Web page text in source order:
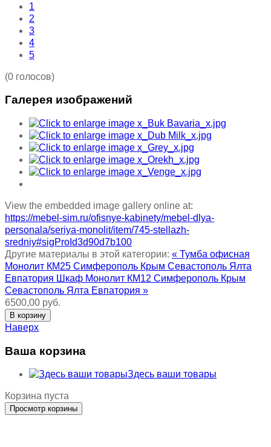
1
2
3
4
5
(0 голосов)
Галерея изображений
View the embedded image gallery online at:
https://mebel-sim.ru/ofisnye-kabinety/mebel-dlya-
personala/seriya-monolit/item/745-stellazh-
sredniy#sigProId3d90d7b100
Другие материалы в этой категории: « Тумба офисная
Монолит КМ25 Симферополь Крым Севастополь Ялта
Евпатория Шкаф Монолит КМ12 Симферополь Крым
Севастополь Ялта Евпатория »
6500,00 руб.
Наверх
Ваша корзина
Здесь ваши товары
Корзина пуста